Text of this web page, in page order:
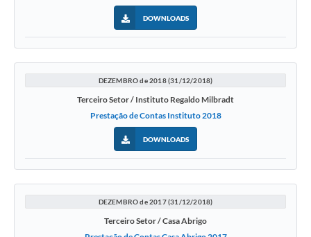
DOWNLOADS
DEZEMBRO de 2018 (31/12/2018)
Terceiro Setor / Instituto Regaldo Milbradt
Prestação de Contas Instituto 2018
DOWNLOADS
DEZEMBRO de 2017 (31/12/2018)
Terceiro Setor / Casa Abrigo